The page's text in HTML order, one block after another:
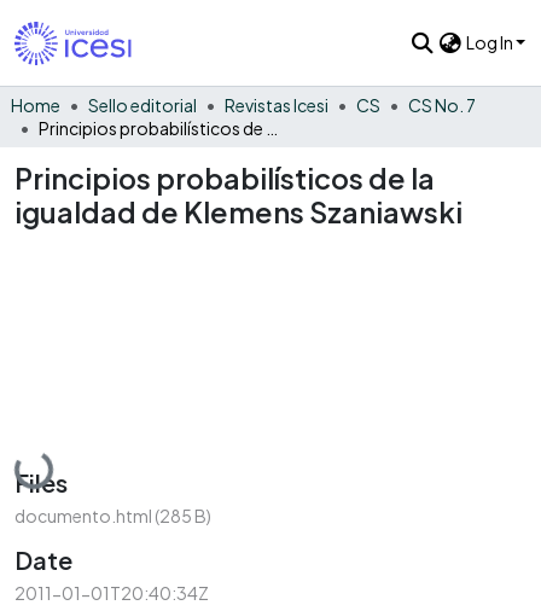
Log In
Home Sello editorial Revistas Icesi CS
CS No. 7
Principios probabilísticos de la
igualdad de Klemens Szaniawski
Loading...
Files
documento.html (285 B)
Date
2011-01-01T20:40:34Z